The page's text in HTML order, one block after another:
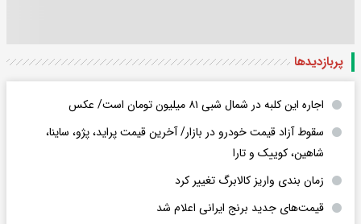
پربازدید‌ها
اجاره این کلبه در شمال شبی ۸۱ میلیون تومان است/ عکس
سقوط آزاد قیمت خودرو در بازار/ آخرین قیمت پراید، پژو، ساینا،
شاهین، کوییک و تارا
زمان بندی واریز کالابرگ تغییر کرد
قیمت‌های جدید برنج ایرانی اعلام شد